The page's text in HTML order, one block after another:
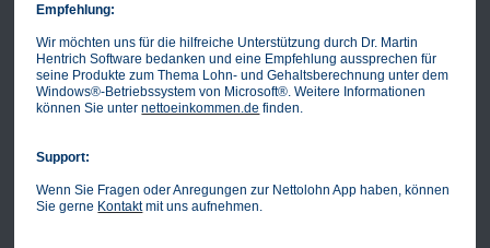
Empfehlung:
Wir möchten uns für die hilfreiche Unterstützung durch Dr. Martin
Hentrich Software bedanken und eine Empfehlung aussprechen für
seine Produkte zum Thema Lohn- und Gehaltsberechnung unter dem
Windows®-Betriebssystem von Microsoft®. Weitere Informationen
können Sie unter nettoeinkommen.de finden.
Support:
Wenn Sie Fragen oder Anregungen zur Nettolohn App haben, können
Sie gerne Kontakt mit uns aufnehmen.